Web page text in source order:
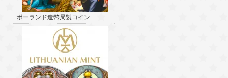
ポーランド造幣局製コイン